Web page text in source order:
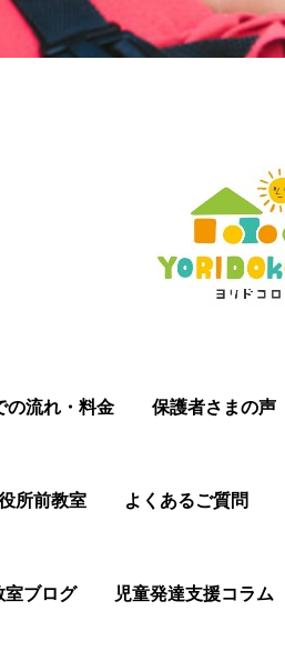
の流れ・料金 保護者さまの声
所前教室 よくあるご質問
室ブログ 児童発達支援コラム